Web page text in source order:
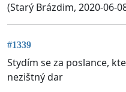
(Starý Brázdim, 2020-06-
#1339
Stydím se za poslance,
nezištný dar